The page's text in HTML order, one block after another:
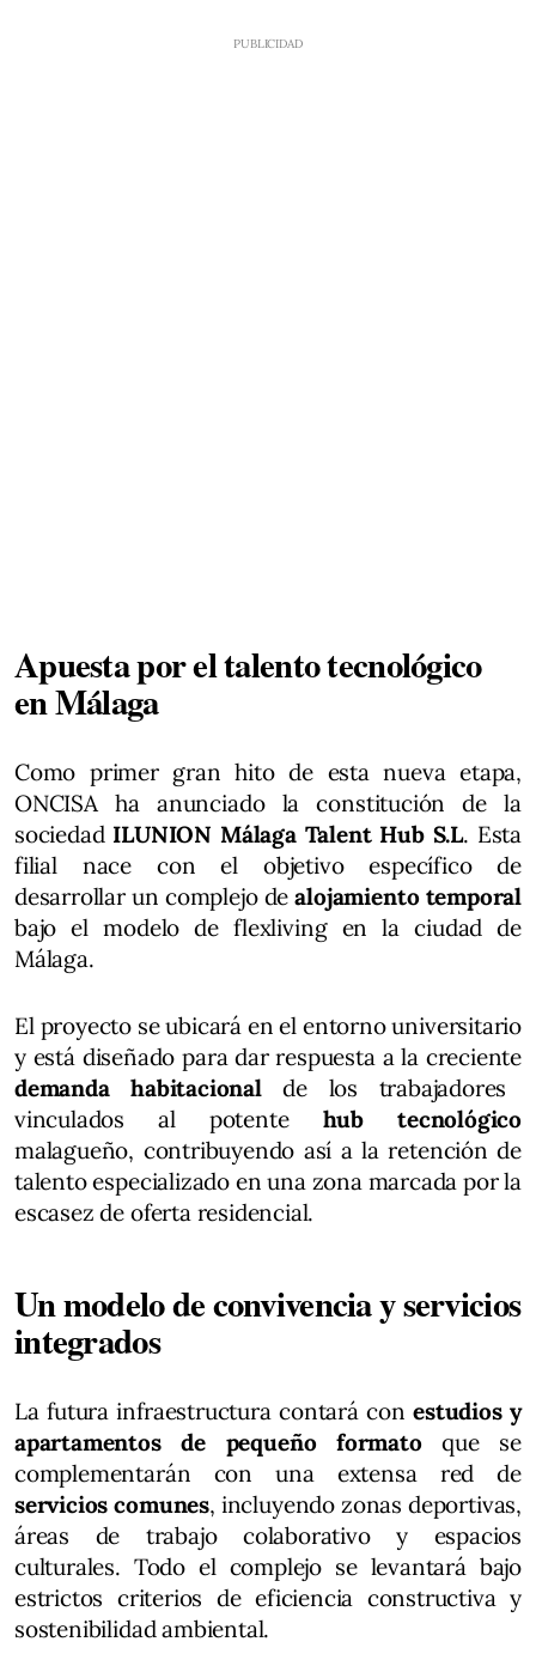
Apuesta por el talento tecnológico
en Málaga
Como primer gran hito de esta nueva etapa,
ONCISA ha anunciado la constitución de la
sociedad ILUNION Málaga Talent Hub S.L. Esta
filial nace con el objetivo específico de
desarrollar un complejo dealojamiento temporal
bajo el modelo de flexliving en la ciudad de
Málaga.
El proyecto se ubicará en el entorno universitario
y está diseñado para dar respuesta a la creciente
demanda habitacionalde los trabajadores
vinculados al potente hub tecnológico
malagueño, contribuyendo así a la retención de
talento especializado en una zona marcada por la
escasez de oferta residencial.
Un modelo de convivencia y servicios
integrados
La futura infraestructura contará conestudios y
apartamentos de pequeño formatoque se
complementarán con una extensa red de
servicios comunes, incluyendo zonas deportivas,
áreas de trabajo colaborativo y espacios
culturales. Todo el complejo se levantará bajo
estrictos criterios de eficiencia constructiva y
sostenibilidad ambiental.